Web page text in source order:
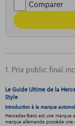
Comparer
1. Prix public final
Le Guide Ultime de la
Style
Introduction à la marque
Mercedes-Benz est une
marque allemande possède une